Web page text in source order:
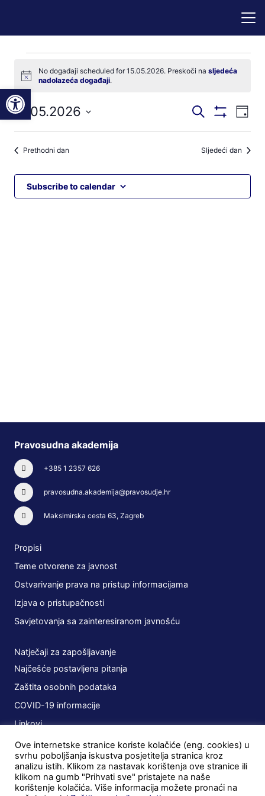
Događaji
for
15.05.2026
Notice
No događaji scheduled for 15.05.2026. Preskoči na sljedeća
nadolazeća događaji.
Događaji
pretraga
Pretraži
Filtere
Dan
15.05.2026
Odaberite
datum.
Prethodni dan Sljedeći dan
Subscribe to calendar
Pravosudna akademija
+385 1 2357 626
pravosudna.akademija@pravosudje.hr
Maksimirska cesta 63, Zagreb
Propisi
Teme otvorene za javnost
Ostvarivanje prava na pristup informacijama
Izjava o pristupačnosti
Savjetovanja sa zainteresiranom javnošću
Natječaji za zapošljavanje
Najčešće postavljena pitanja
Zaštita osobnih podataka
COVID-19 informacije
Linkovi
Planovi
Javna nabava
Ugovori
Ove internetske stranice koriste kolačiće (eng. cookies) u
svrhu poboljšanja iskustva posjetitelja stranica kroz
analizu istih. Klikom za nastavak korištenja ove stranice ili
klikom na gumb "Prihvati sve" pristajete na naše
korištenje kolačića. Više informacija možete pronaći na
Open toolbar